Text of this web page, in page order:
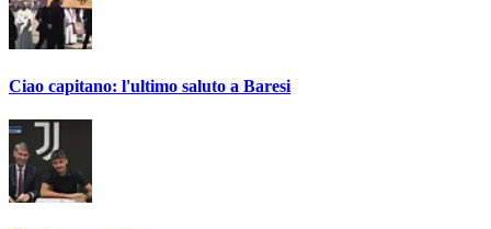
Ciao capitano: l'ultimo saluto a Baresi